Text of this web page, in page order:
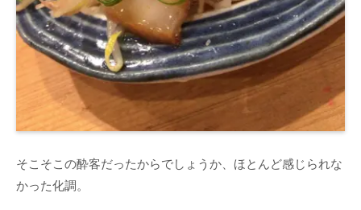
そこそこの酔客だったからでしょうか、ほとんど感じられな
かった化調。